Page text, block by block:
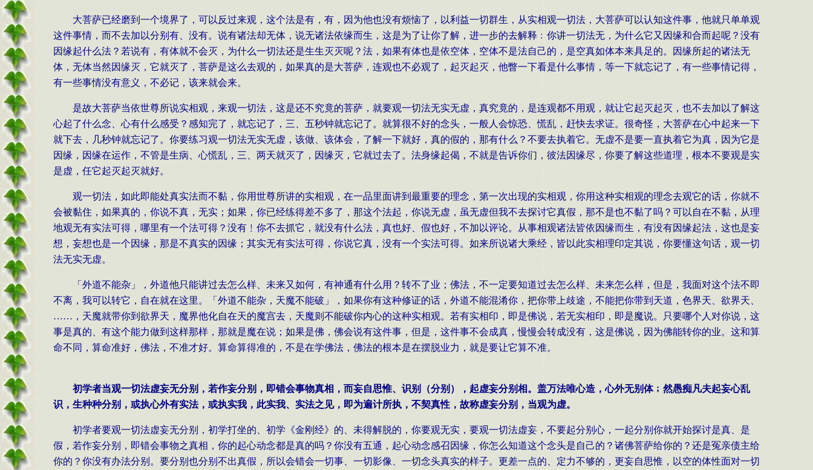
大菩萨已经磨到一个境界了，可以反过来观，这个法是有，有，因为他也没有烦恼了，以利益一切群生，从实相观一切法，大菩萨可以认知这件事，他就只单单观
这件事情，而不去加以分别有、没有。说有诸法却无体，说无诸法依缘而生，这是为了让你了解，进一步的去解释﹕你讲一切法无，为什么它又因缘和合而起呢？没有
因缘起什么法？若说有，有体就不会灭，为什么一切法还是生生灭灭呢？法，如果有体也是依空体，空体不是法自己的，是空真如体本来具足的。因缘所起的诸法无
体，无体当然因缘灭，它就灭了，菩萨是这么去观的，如果真的是大菩萨，连观也不必观了，起灭起灭，他瞥一下看是什么事情，等一下就忘记了，有一些事情记得，
有一些事情没有意义，不必记，该来就会来。
是故大菩萨当依世尊所说实相观，来观一切法，这是还不究竟的菩萨，就要观一切法无实无虚，真究竟的，是连观都不用观，就让它起灭起灭，也不去加以了解这
心起了什么念、心有什么感受？感知完了，就忘记了，三、五秒钟就忘记了。就算很不好的念头，一般人会惊恐、慌乱，赶快去求证。很奇怪，大菩萨在心中起来一下
就下去，几秒钟就忘记了。你要练习观一切法无实无虚，该做、该体会，了解一下就好，真的假的，那有什么？不要去执着它。无虚不是要一直执着它为真，因为它是
因缘，因缘在运作，不管是生病、心慌乱，三、两天就灭了，因缘灭，它就过去了。法身缘起偈，不就是告诉你们，彼法因缘尽，你要了解这些道理，根本不要观是实
是虚，任它起灭起灭就好。
观一切法，如此即能处真实法而不黏，你用世尊所讲的实相观，在一品里面讲到最重要的理念，第一次出现的实相观，你用这种实相观的理念去观它的话，你就不
会被黏住，如果真的，你说不真，无实；如果，你已经练得差不多了，那这个法起，你说无虚，虽无虚但我不去探讨它真假，那不是也不黏了吗？可以自在不黏，从理
地观无有实法可得，哪里有一个法可得？没有﹗你不去抓它，就没有什么法，真也好、假也好，不加以评论。从事相观诸法皆依因缘而生，有没有因缘起法，这也是妄
想，妄想也是一个因缘，那是不真实的因缘；其实无有实法可得，你说它真，没有一个实法可得。如来所说诸大乘经，皆以此实相理印定其说，你要懂这句话，观一切
法无实无虚。
「外道不能杂」，外道他只能讲过去怎么样、未来又如何，有神通有什么用？转不了业；佛法，不一定要知道过去怎么样、未来怎么样，但是，我面对这个法不即
不离，我可以转它，自在就在这里。「外道不能杂，天魔不能破」，如果你有这种修证的话，外道不能混淆你，把你带上歧途，不能把你带到天道，色界天、欲界天、
……，天魔就带你到欲界天，魔界他化自在天的魔宫去，天魔则不能破你内心的这种实相观。若有实相印，即是佛说，若无实相印，即是魔说。只要哪个人对你说，这
事是真的、有这个能力做到这样那样，那就是魔在说；如果是佛，佛会说有这件事，但是，这件事不会成真，慢慢会转成没有，这是佛说，因为佛能转你的业。这和算
命不同，算命准好，佛法，不准才好。算命算得准的，不是在学佛法，佛法的根本是在摆脱业力，就是要让它算不准。
初学者当观一切法虚妄无分别，若作妄分别，即错会事物真相，而妄自思惟、识别（分别），起虚妄分别相。盖万法唯心造，心外无别体﹔然愚痴凡夫起妄心乱
识，生种种分别，或执心外有实法，或执实我，此实我、实法之见，即为遍计所执，不契真性，故称虚妄分别，当观为虚。
初学者要观一切法虚妄无分别，初学打坐的、初学《金刚经》的、未得解脱的，你要观无实，要观一切法虚妄，不要起分别心，一起分别你就开始探讨是真、是
假，若作妄分别，即错会事物之真相，你的起心动念都是真的吗？你没有五通，起心动念感召因缘，你怎么知道这个念头是自己的？诸佛菩萨给你的？还是冤亲债主给
你的？你没有办法分别。要分别也分别不出真假，所以会错会一切事、一切影像、一切念头真实的样子。更差一点的、定力不够的，更妄自思惟，以空的体性面对一切